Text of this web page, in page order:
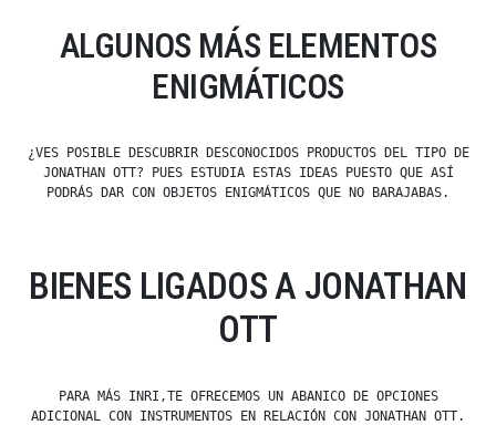
ALGUNOS MÁS ELEMENTOS
ENIGMÁTICOS
¿VES POSIBLE DESCUBRIR DESCONOCIDOS PRODUCTOS DEL TIPO DE
JONATHAN OTT? PUES ESTUDIA ESTAS IDEAS PUESTO QUE ASÍ
PODRÁS DAR CON OBJETOS ENIGMÁTICOS QUE NO BARAJABAS.
BIENES LIGADOS A JONATHAN
OTT
PARA MÁS INRI,TE OFRECEMOS UN ABANICO DE OPCIONES
ADICIONAL CON INSTRUMENTOS EN RELACIÓN CON JONATHAN OTT.